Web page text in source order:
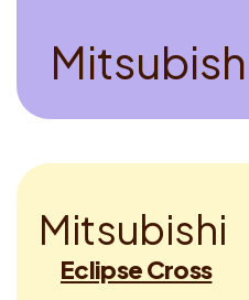
Mitsubish
Mitsubishi
Eclipse Cross